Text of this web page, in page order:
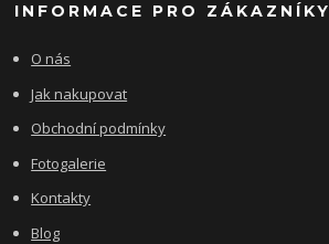
INFORMACE PRO ZÁKAZNÍKY
O nás
Jak nakupovat
Obchodní podmínky
Fotogalerie
Kontakty
Blog